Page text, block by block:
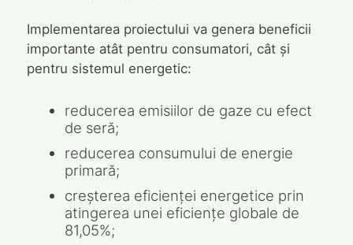
Implementarea proiectului va genera beneficii
importante atât pentru consumatori, cât și
pentru sistemul energetic:
reducerea emisiilor de gaze cu efect
de seră;
reducerea consumului de energie
primară;
creșterea eficienței energetice prin
atingerea unei eficiențe globale de
81,05%;